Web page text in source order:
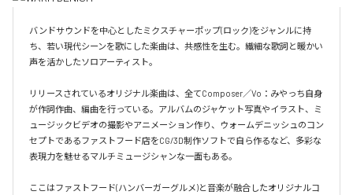
バンドサウンドを中心としたミクスチャーポップ(ロック)をジャンルに持
ち、若い現代シーンを歌にした楽曲は、共感性を生む。繊細な歌詞と暖かい
声を活かしたソロアーティスト。
リリースされているオリジナル楽曲は、全てComposer／Vo：みやっち自身
が作詞作曲、編曲を行っている。アルバムのジャケット写真やイラスト、ミ
ュージックビデオの撮影やアニメーション作り、ウォームデニッシュのコン
セプトであるファストフード店をCG/3D制作ソフトで自ら作るなど、多彩な
表現力を魅せるマルチミュージシャンな一面もある。
ここはファストフード(ハンバーガーグルメ)と音楽が融合したオリジナルコ